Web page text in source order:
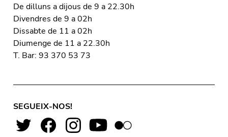
De dilluns a dijous de 9 a 22.30h
Divendres de 9 a 02h
Dissabte de 11 a 02h
Diumenge de 11 a 22.30h
T. Bar: 93 370 53 73
SEGUEIX-NOS!